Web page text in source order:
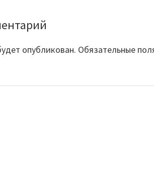
опубликован. Обязательные